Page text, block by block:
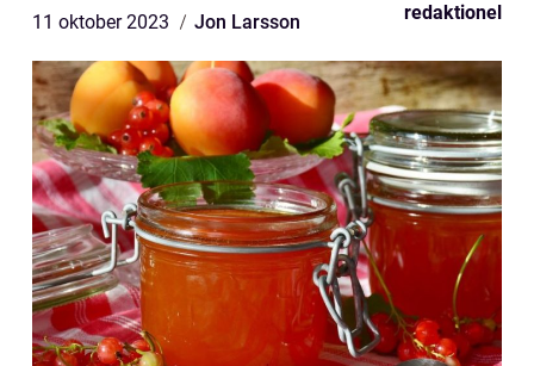
11 oktober 2023 Jon Larsson redaktionel